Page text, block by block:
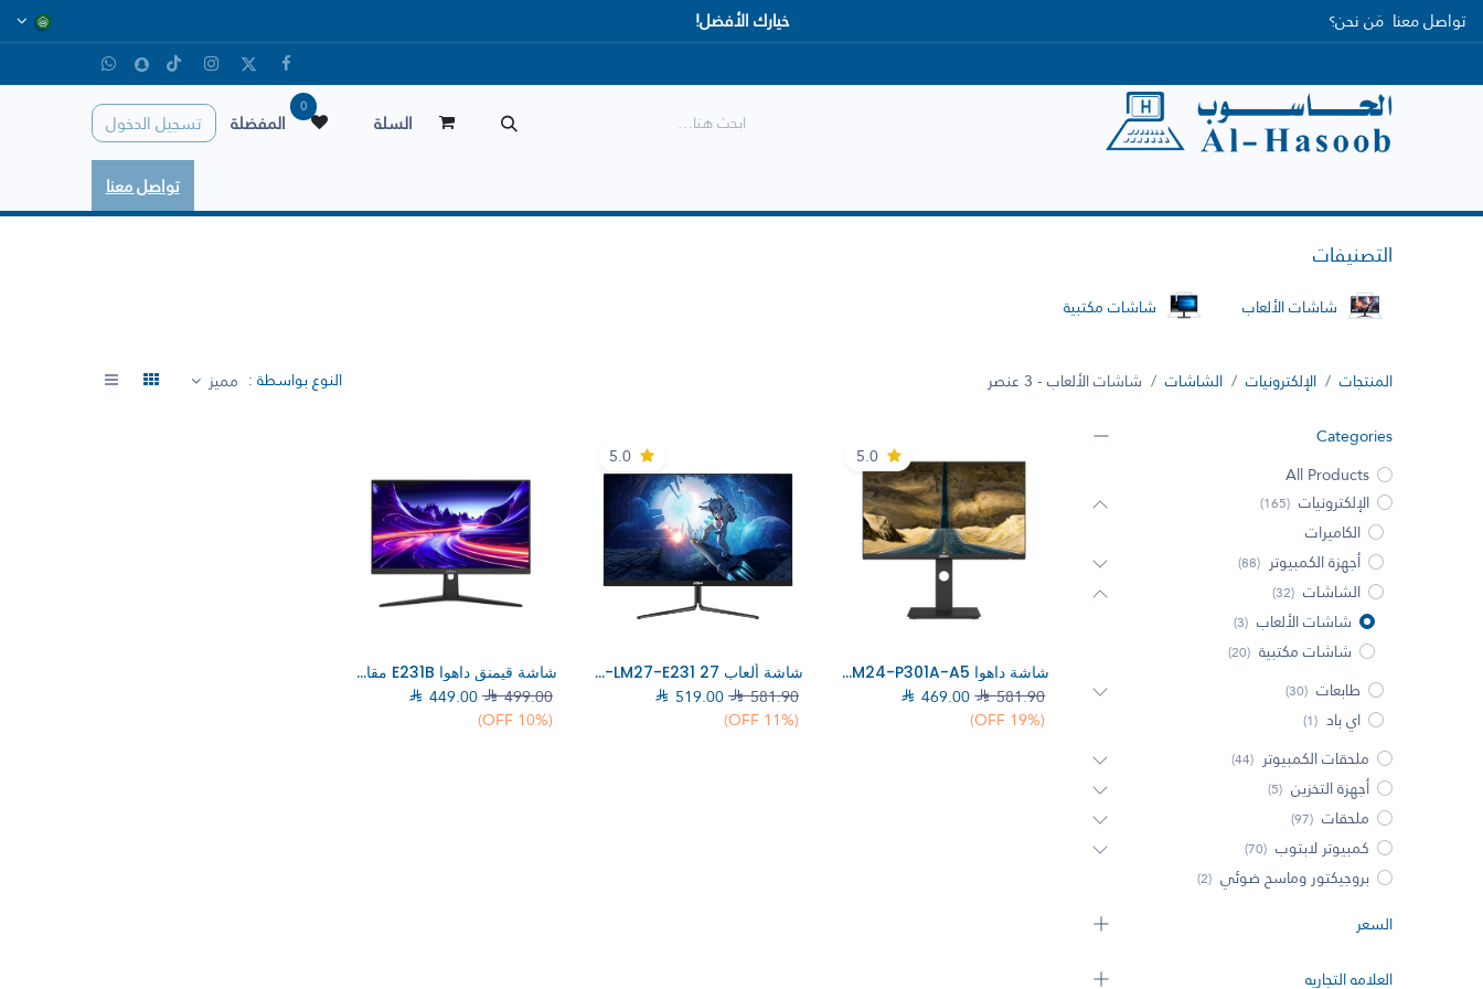
تواصل معنا مَن نحن؟ خيارك الأفضل!
السلة
0
المفضلة
تسجيل الدخول
تواصل معنا
التصنيفات
شاشات الألعاب شاشات مكتبية
المنتجات الإلكترونيات الشاشات شاشات الألعاب- 3 عنصر النوع بواسطة : مميز
Categories
All Products
الإلكترونيات (165)
الكاميرات
أجهزة الكمبيوتر (88)
الشاشات (32)
شاشات الألعاب (3)
شاشات مكتبية (20)
طابعات (30)
اي باد (1)
ملحقات الكمبيوتر (44)
أجهزة التخزين (5)
ملحقات (97)
كمبيوتر لابتوب (70)
بروجيكتور وماسح ضوئي (2)
السعر
العلامه التجاريه
5.0
إضف إلي عربة التسوق شاشة داهوا DHI-LM24-P301A-A5 مقاس 24 بوصة QHD IPS LED للألعاب
469.00581.90
(19% OFF)
5.0
إضف إلي عربة التسوق شاشة ألعاب Dahua DHI-LM27-E231 27 بوصة Full HD IPS LED 165 هرتز
519.00581.90
(11% OFF)
إضف إلي عربة التسوق شاشة قيمنق داهوا E231B مقاس 24.5 بوصة بدقة Full HD بتقنية IPS (DHI–LM25–E231B)
 449.00499.00
(10% OFF)